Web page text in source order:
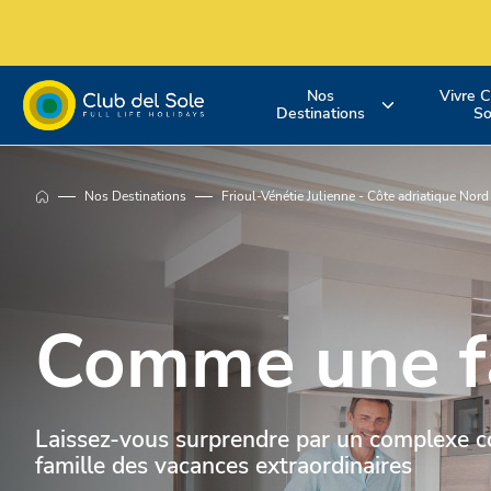
Nos
Destinations
Où voulez-vous
aller en
vacances?
Vivre
Découvrez
services
Vivez vos
vacances
vous le
Nos Destinations Frioul-Vénétie Julienne - Côte adriatique Nord
Comme une
Laissez-vous surprendre par un complexe
famille des vacances extraordinaires